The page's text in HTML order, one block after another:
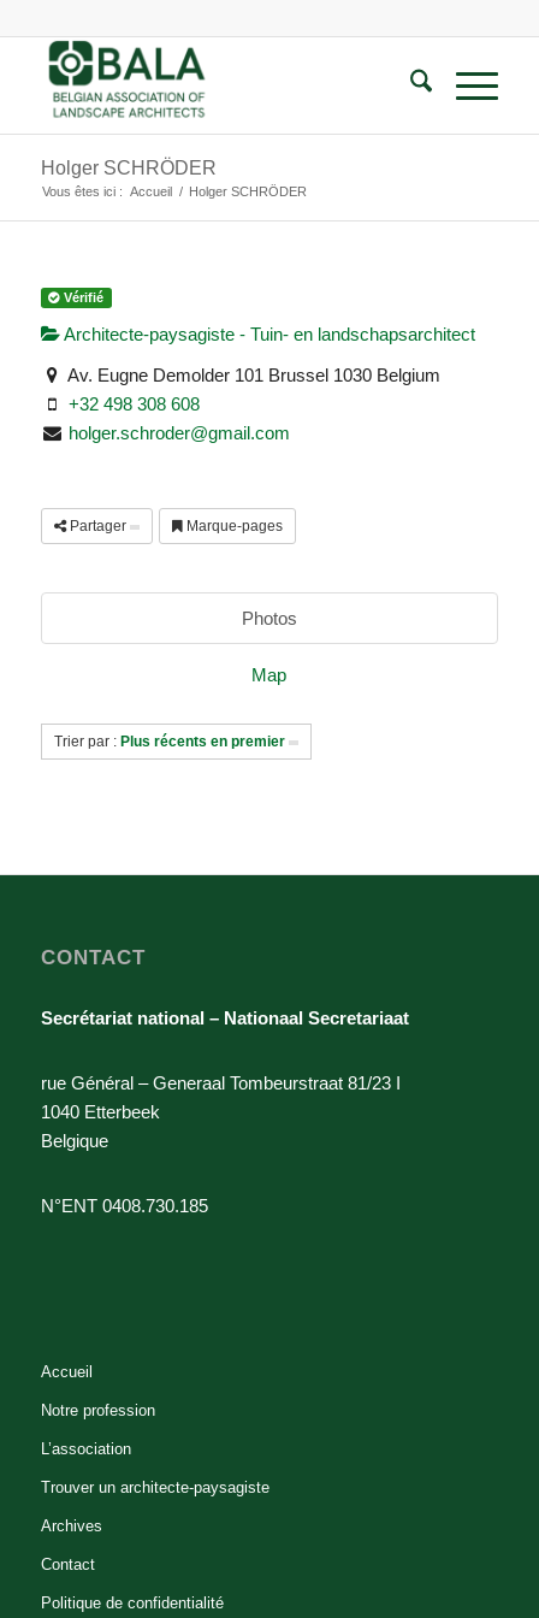
Holger SCHRÖDER
Vous êtes ici : Accueil / Holger SCHRÖDER
Vérifié
Architecte-paysagiste - Tuin- en landschapsarchitect
Av. Eugne Demolder 101 Brussel 1030 Belgium
+32 498 308 608
holger.schroder@gmail.com
Partager Marque-pages
Photos
Map
Trier par : Plus récents en premier
CONTACT
Secrétariat national – Nationaal Secretariaat
rue Général – Generaal Tombeurstraat 81/23 I
1040 Etterbeek
Belgique
N°ENT 0408.730.185
Accueil
Notre profession
L’association
Trouver un architecte-paysagiste
Archives
Contact
Politique de confidentialité